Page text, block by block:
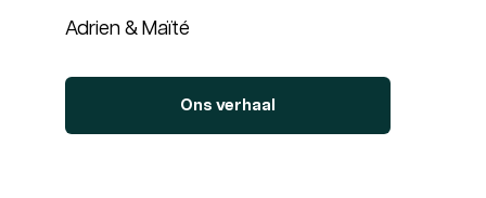
Adrien & Maïté
Ons verhaal